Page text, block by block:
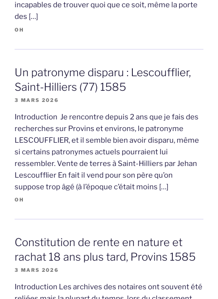
incapables de trouver quoi que ce soit, même la porte
des […]
OH
Un patronyme disparu : Lescoufflier,
Saint-Hilliers (77) 1585
3 MARS 2026
Introduction Je rencontre depuis 2 ans que je fais des
recherches sur Provins et environs, le patronyme
LESCOUFFLIER, et il semble bien avoir disparu, même
si certains patronymes actuels pourraient lui
ressembler. Vente de terres à Saint-Hilliers par Jehan
Lescoufflier En fait il vend pour son père qu’on
suppose trop âgé (à l’époque c’était moins […]
OH
Constitution de rente en nature et
rachat 18 ans plus tard, Provins 1585
3 MARS 2026
Introduction Les archives des notaires ont souvent été